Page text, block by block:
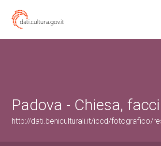
Padova - Chiesa,
http://dati.beniculturali.it/iccd/fotografico/